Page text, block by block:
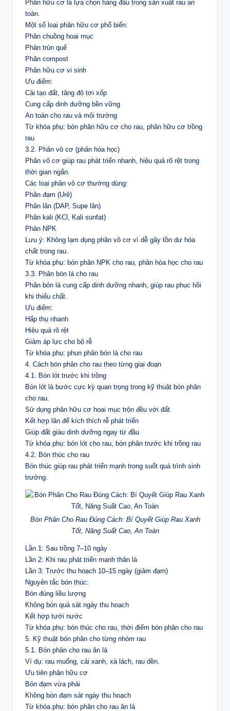
Phân hữu cơ là lựa chọn hàng đầu trong sản xuất rau an
toàn.
Một số loại phân hữu cơ phổ biến:
Phân chuồng hoai mục
Phân trùn quế
Phân compost
Phân hữu cơ vi sinh
Ưu điểm:
Cải tạo đất, tăng độ tơi xốp
Cung cấp dinh dưỡng bền vững
An toàn cho rau và môi trường
Từ khóa phụ: bón phân hữu cơ cho rau, phân hữu cơ trồng
rau
3.2. Phân vô cơ (phân hóa học)
Phân vô cơ giúp rau phát triển nhanh, hiệu quả rõ rệt trong
thời gian ngắn.
Các loại phân vô cơ thường dùng:
Phân đạm (Urê)
Phân lân (DAP, Supe lân)
Phân kali (KCl, Kali sunfat)
Phân NPK
Lưu ý: Không lạm dụng phân vô cơ vì dễ gây tồn dư hóa
chất trong rau.
Từ khóa phụ: bón phân NPK cho rau, phân hóa học cho rau
3.3. Phân bón lá cho rau
Phân bón lá cung cấp dinh dưỡng nhanh, giúp rau phục hồi
khi thiếu chất.
Ưu điểm:
Hấp thụ nhanh
Hiệu quả rõ rệt
Giảm áp lực cho bộ rễ
Từ khóa phụ: phun phân bón lá cho rau
4. Cách bón phân cho rau theo từng giai đoạn
4.1. Bón lót trước khi trồng
Bón lót là bước cực kỳ quan trọng trong kỹ thuật bón phân
cho rau.
Sử dụng phân hữu cơ hoai mục trộn đều với đất
Kết hợp lân để kích thích rễ phát triển
Giúp đất giàu dinh dưỡng ngay từ đầu
Từ khóa phụ: bón lót cho rau, bón phân trước khi trồng rau
4.2. Bón thúc cho rau
Bón thúc giúp rau phát triển mạnh trong suốt quá trình sinh
trưởng.
Bón Phân Cho Rau Đúng Cách: Bí Quyết Giúp Rau Xanh
Tốt, Năng Suất Cao, An Toàn
Lần 1: Sau trồng 7–10 ngày
Lần 2: Khi rau phát triển mạnh thân lá
Lần 3: Trước thu hoạch 10–15 ngày (giảm đạm)
Nguyên tắc bón thúc:
Bón đúng liều lượng
Không bón quá sát ngày thu hoạch
Kết hợp tưới nước
Từ khóa phụ: bón thúc cho rau, thời điểm bón phân cho rau
5. Kỹ thuật bón phân cho từng nhóm rau
5.1. Bón phân cho rau ăn lá
Ví dụ: rau muống, cải xanh, xà lách, rau dền.
Ưu tiên phân hữu cơ
Bón đạm vừa phải
Không bón đạm sát ngày thu hoạch
Từ khóa phụ: bón phân cho rau ăn lá